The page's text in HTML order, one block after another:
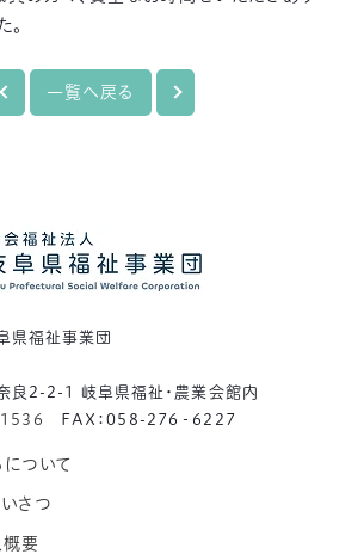
一覧へ戻る
県福祉事業団
良2-2-1 岐阜県福祉・農業会館内
FAX：058-276‐6227
について
さつ
要